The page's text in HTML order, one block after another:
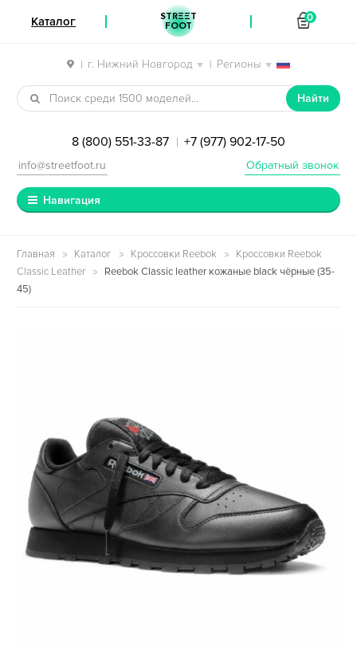
| г. Нижний Новгород | Регионы
Перейти к навигации
Перейти к содержимому
Найти
8 (800) 551-33-87 | +7 (977) 902-17-50
Обратный звонок
info@streetfoot.ru
Навигация
Главная Каталог Кроссовки Reebok
Кроссовки Reebok
Classic Leather
Reebok Classic leather кожаные black чёрные (35-
45)
Каталог STREET
FOOT
0